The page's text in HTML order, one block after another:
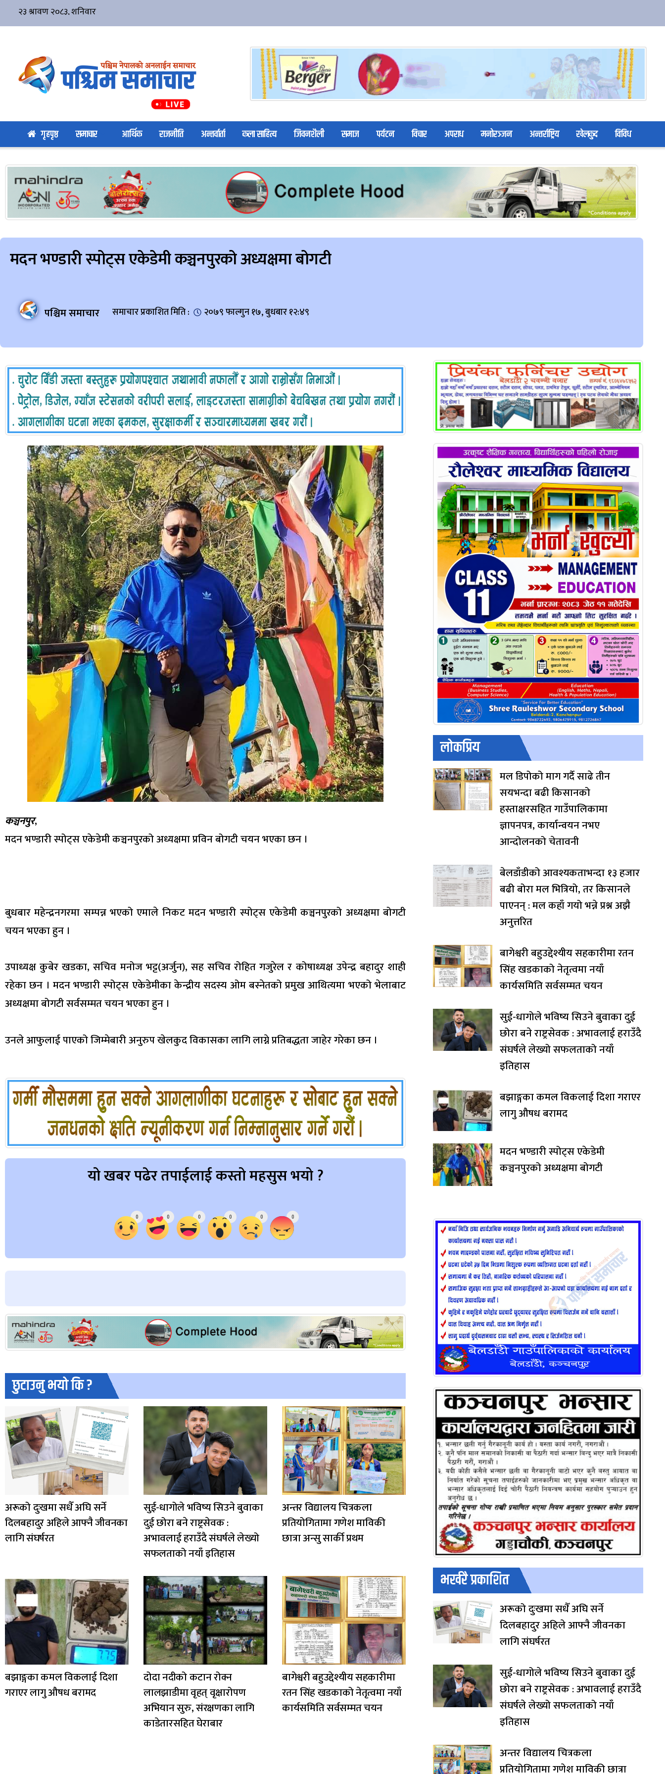
गृहपृष्ठ समाचार आर्थिक राजनीति अन्तर्वार्ता कला साहित्य जिवनशैली समाज पर्यटन विचार अपराध मनोरञ्जन अन्तर्राष्ट्रिय खेलकुद विविध
मदन भण्डारी स्पोट्स एकेडेमी कञ्चनपुरको अध्यक्षमा बोगटी
पश्चिम समाचार समाचार प्रकाशित मिति : २०७९ फाल्गुन १७, बुधबार १२:४९
कञ्चनपुर,
मदन भण्डारी स्पोट्स एकेडेमी कञ्चनपुरको अध्यक्षमा प्रविन बोगटी चयन भएका छन ।
बुधबार महेन्द्रनगरमा सम्पन्न भएको एमाले निकट मदन भण्डारी स्पोट्स एकेडेमी कञ्चनपुरको अध्यक्षमा बोगटी
चयन भएका हुन ।
उपाध्यक्ष कुबेर खडका, सचिव मनोज भट्ट(अर्जुन), सह सचिव रोहित गजुरेल र कोषाध्यक्ष उपेन्द्र बहादुर शाही
रहेका छन । मदन भण्डारी स्पोट्स एकेडेमीका केन्द्रीय सदस्य ओम बस्नेतको प्रमुख आथित्यमा भएको भेलाबाट
अध्यक्षमा बोगटी सर्वसम्मत चयन भएका हुन ।
उनले आफुलाई पाएको जिम्मेबारी अनुरुप खेलकुद विकासका लागि लाग्ने प्रतिबद्धता जाहेर गरेका छन ।
यो खबर पढेर तपाईलाई कस्तो महसुस भयो ?
0 0 0 0 0 0
छुटाउनु भयो कि ?
अरूको दुःखमा सधैँ अघि सर्ने
दिलबहादुर अहिले आफ्नै जीवनका
लागि संघर्षरत
सुई-धागोले भविष्य सिउने बुवाका
दुई छोरा बने राष्ट्रसेवक :
अभावलाई हराउँदै संघर्षले लेख्यो
सफलताको नयाँ इतिहास
अन्तर विद्यालय चित्रकला
प्रतियोगितामा गणेश माविकी
छात्रा अन्सु सार्की प्रथम
बझाङ्गका कमल विकलाई दिशा
गराएर लागु औषध बरामद
दोदा नदीको कटान रोक्न
लालझाडीमा वृहत् वृक्षारोपण
अभियान सुरु, संरक्षणका लागि
काडेतारसहित घेराबार
बागेश्वरी बहुउद्देश्यीय सहकारीमा
रतन सिंह खडकाको नेतृत्वमा नयाँ
कार्यसमिति सर्वसम्मत चयन
लोकप्रिय
मल डिपोको माग गर्दै साढे तीन
सयभन्दा बढी किसानको
हस्ताक्षरसहित गाउँपालिकामा
ज्ञापनपत्र, कार्यान्वयन नभए
आन्दोलनको चेतावनी
बेलडाँडीको आवश्यकताभन्दा १३ हजार
बढी बोरा मल भित्रियो, तर किसानले
पाएनन् : मल कहाँ गयो भन्ने प्रश्न अझै
अनुत्तरित
बागेश्वरी बहुउद्देश्यीय सहकारीमा रतन
सिंह खडकाको नेतृत्वमा नयाँ
कार्यसमिति सर्वसम्मत चयन
सुई-धागोले भविष्य सिउने बुवाका दुई
छोरा बने राष्ट्रसेवक : अभावलाई हराउँदै
संघर्षले लेख्यो सफलताको नयाँ
इतिहास
बझाङ्गका कमल विकलाई दिशा गराएर
लागु औषध बरामद
मदन भण्डारी स्पोट्स एकेडेमी
कञ्चनपुरको अध्यक्षमा बोगटी
भर्खरै प्रकाशित
अरूको दुःखमा सधैँ अघि सर्ने
दिलबहादुर अहिले आफ्नै जीवनका
लागि संघर्षरत
सुई-धागोले भविष्य सिउने बुवाका दुई
छोरा बने राष्ट्रसेवक : अभावलाई हराउँदै
संघर्षले लेख्यो सफलताको नयाँ
इतिहास
अन्तर विद्यालय चित्रकला
प्रतियोगितामा गणेश माविकी छात्रा